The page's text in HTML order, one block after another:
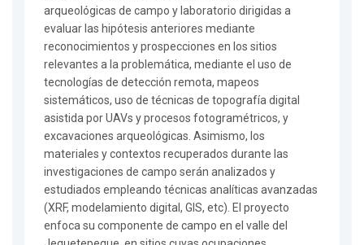
arqueológicas de campo y laboratorio dirigidas a
evaluar las hipótesis anteriores mediante
reconocimientos y prospecciones en los sitios
relevantes a la problemática, mediante el uso de
tecnologías de detección remota, mapeos
sistemáticos, uso de técnicas de topografía digital
asistida por UAVs y procesos fotogramétricos, y
excavaciones arqueológicas. Asimismo, los
materiales y contextos recuperados durante las
investigaciones de campo serán analizados y
estudiados empleando técnicas analíticas avanzadas
(XRF, modelamiento digital, GIS, etc). El proyecto
enfoca su componente de campo en el valle del